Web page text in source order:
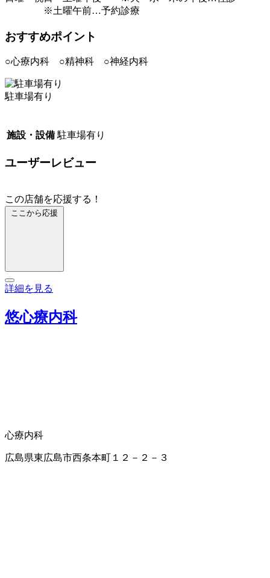
※土曜午前…予約診療
おすすめポイント
○心療内科 ○精神科 ○神経内科
駐車場有り
施設・設備 駐車場有り
ユーザーレビュー
この店舗を応援する！
ここから応援
詳細を見る
悠心療内科
心療内科
広島県東広島市西条本町１２－２－３